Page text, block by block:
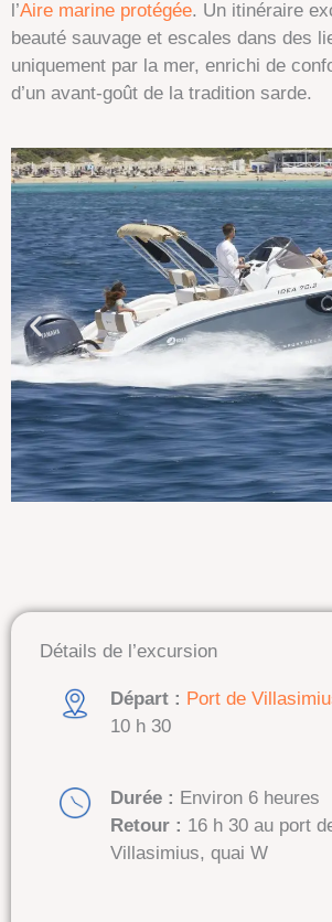
l’Aire marine protégée. Un itinéraire
beauté sauvage et escales dans des
uniquement par la mer, enrichi de
d’un avant-goût de la tradition sarde.
Détails de l’excursion
Départ : Port de
10 h 30
Durée : Environ 6 heures
Retour : 16 h 30 au port
Villasimius, quai W